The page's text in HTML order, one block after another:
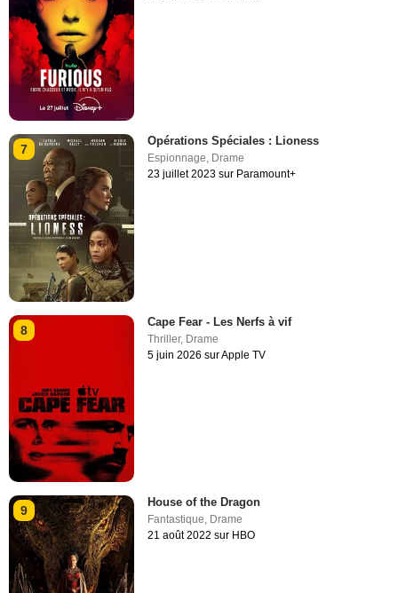
7
Opérations Spéciales : Lioness
Espionnage, Drame
23 juillet 2023 sur Paramount+
8
Cape Fear - Les Nerfs à vif
Thriller, Drame
5 juin 2026 sur Apple TV
9
House of the Dragon
Fantastique, Drame
21 août 2022 sur HBO